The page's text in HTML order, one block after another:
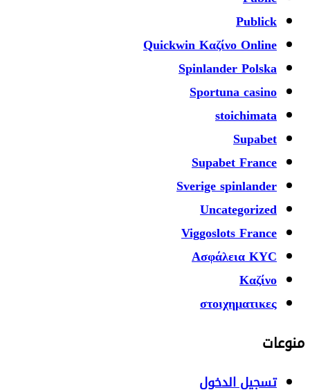
Quickwin Καζίνο
Spinlander
Sportuna
Supabet
Sverige
Viggoslots
Ασφάλεια
الدخول